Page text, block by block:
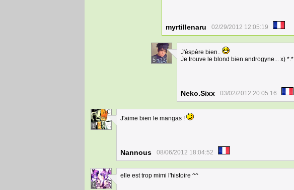
myrtillenaru 02/29/2012 12:05:19
5
J'èspère bien..
Je trouve le blond bien androgyne... x) *.*
Neko.Sixx 03/02/2012 20:05:16
1
J'aime bien le mangas !
Nannous 08/06/2012 18:04:52
1
elle est trop mimi l'histoire ^^